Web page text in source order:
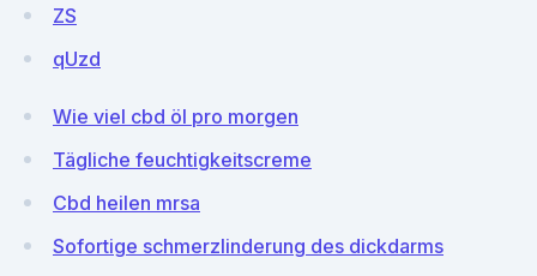
ZS
qUzd
Wie viel cbd öl pro morgen
Tägliche feuchtigkeitscreme
Cbd heilen mrsa
Sofortige schmerzlinderung des dickdarms